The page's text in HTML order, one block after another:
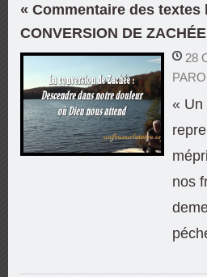
« Commentaire des
CONVERSION DE
28
« Un
nos